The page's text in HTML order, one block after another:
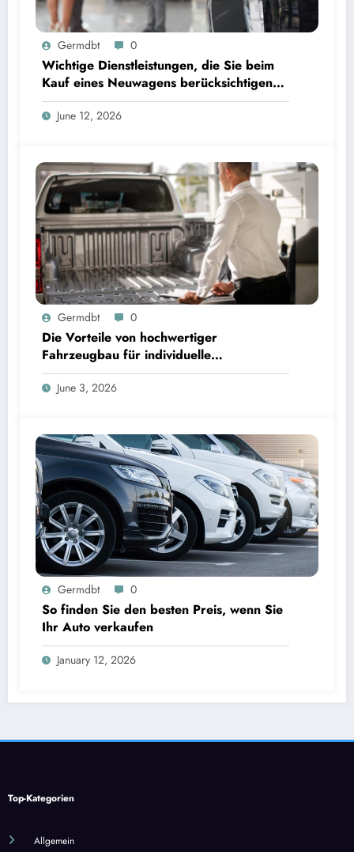
Germdbt 0
Wichtige Dienstleistungen, die Sie beim
Kauf eines Neuwagens berücksichtigen
sollten
June 12, 2026
Germdbt 0
Die Vorteile von hochwertiger
Fahrzeugbau für individuelle
Fahrzeuglösungen
June 3, 2026
Germdbt 0
So finden Sie den besten Preis, wenn Sie
Ihr Auto verkaufen
January 12, 2026
Top-Kategorien
Allgemein